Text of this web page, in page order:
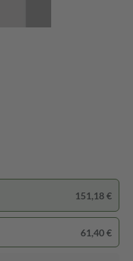
151,18 €
61,40 €